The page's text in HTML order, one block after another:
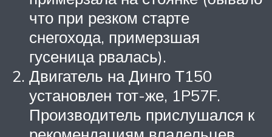
что при резком старте
снегохода, примерзшая
гусеница рвалась).
Двигатель на Динго Т150
установлен тот-же, 1P57F.
Производитель прислушался к